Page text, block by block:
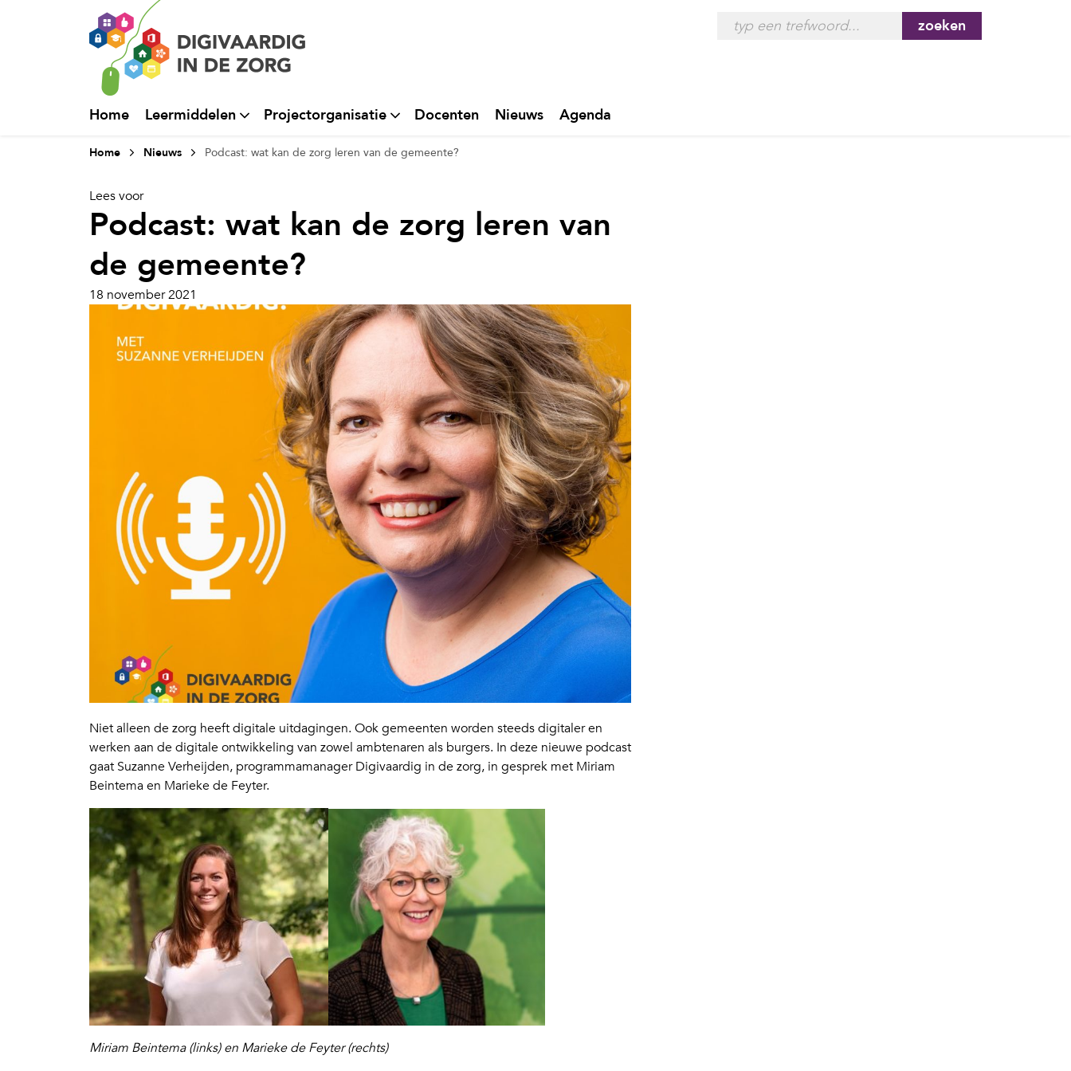
zoeken
Home Leermiddelen Projectorganisatie Docenten Nieuws Agenda
Home Nieuws Podcast: wat kan de zorg leren van de gemeente?
Lees voor
Podcast: wat kan de zorg leren van
de gemeente?
18 november 2021
Niet alleen de zorg heeft digitale uitdagingen. Ook gemeenten worden steeds digitaler en
werken aan de digitale ontwikkeling van zowel ambtenaren als burgers. In deze nieuwe podcast
gaat Suzanne Verheijden, programmamanager Digivaardig in de zorg, in gesprek met Miriam
Beintema en Marieke de Feyter.
Miriam Beintema (links) en Marieke de Feyter (rechts)